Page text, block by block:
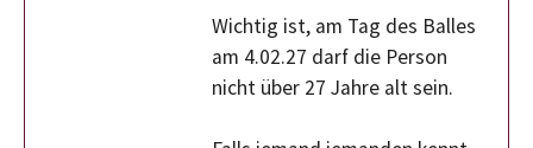
Wichtig ist, am Tag des Balles
am 4.02.27 darf die Person
nicht über 27 Jahre alt sein.